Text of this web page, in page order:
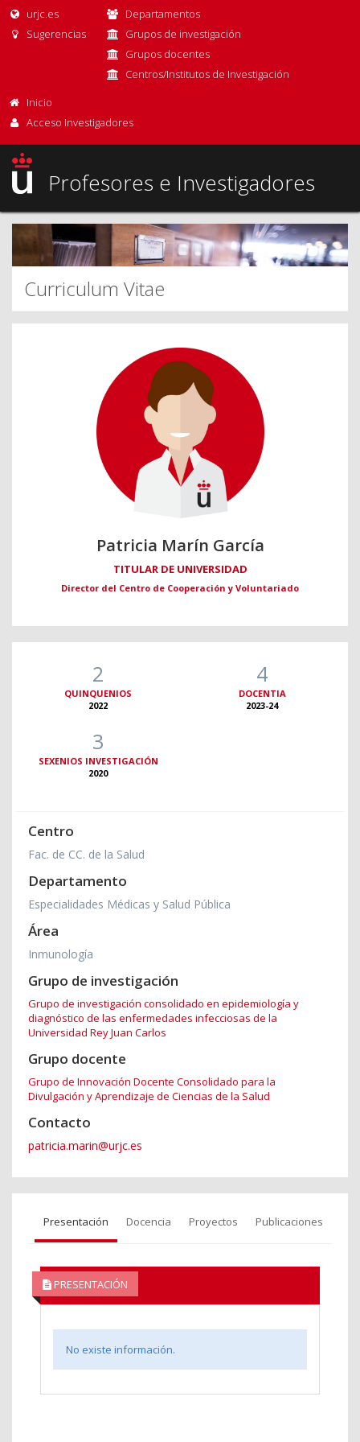
urjc.es
Sugerencias
Departamentos
Grupos de investigación
Grupos docentes
Centros/Institutos de Investigación
Inicio
Acceso Investigadores
Profesores e Investigadores
Curriculum Vitae
Patricia Marín García
TITULAR DE UNIVERSIDAD
Director del Centro de Cooperación y Voluntariado
2
QUINQUENIOS
2022
4
DOCENTIA
2023-24
3
SEXENIOS INVESTIGACIÓN
2020
Centro
Fac. de CC. de la Salud
Departamento
Especialidades Médicas y Salud Pública
Área
Inmunología
Grupo de investigación
Grupo de investigación consolidado en epidemiología y
diagnóstico de las enfermedades infecciosas de la
Universidad Rey Juan Carlos
Grupo docente
Grupo de Innovación Docente Consolidado para la
Divulgación y Aprendizaje de Ciencias de la Salud
Contacto
patricia.marin@urjc.es
Presentación Docencia Proyectos Publicaciones
PRESENTACIÓN
No existe información.